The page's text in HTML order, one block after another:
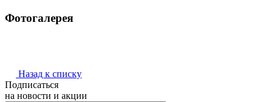
Фотогалерея
Назад к списку
Подписаться
на новости и акции